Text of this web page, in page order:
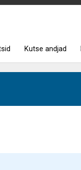
Kutse andjad